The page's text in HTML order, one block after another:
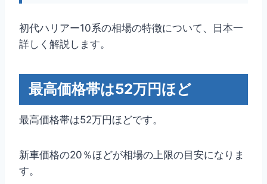
初代ハリアー10系の相場の特徴について、日本一
詳しく解説します。
最高価格帯は52万円ほど
最高価格帯は52万円ほどです。
新車価格の20％ほどが相場の上限の目安になりま
す。